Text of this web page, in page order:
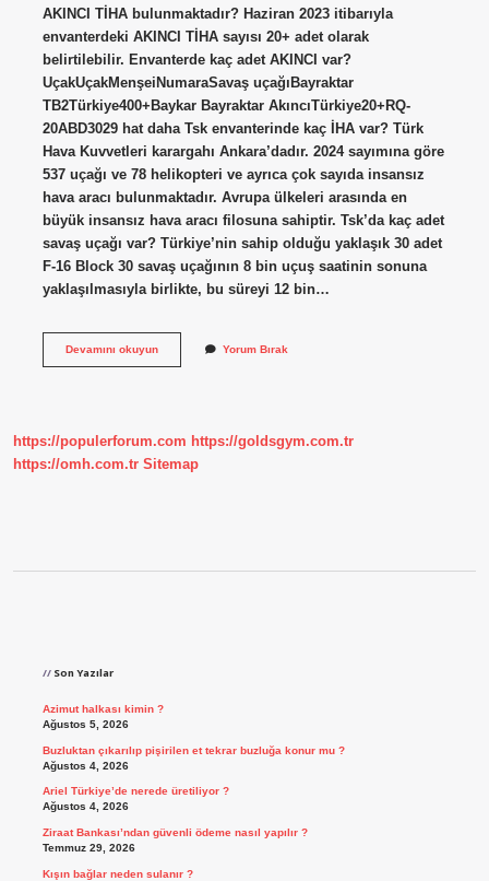
AKINCI TİHA bulunmaktadır? Haziran 2023 itibarıyla
envanterdeki AKINCI TİHA sayısı 20+ adet olarak
belirtilebilir. Envanterde kaç adet AKINCI var?
UçakUçakMenşeiNumaraSavaş uçağıBayraktar
TB2Türkiye400+Baykar Bayraktar AkıncıTürkiye20+RQ-
20ABD3029 hat daha Tsk envanterinde kaç İHA var? Türk
Hava Kuvvetleri karargahı Ankara’dadır. 2024 sayımına göre
537 uçağı ve 78 helikopteri ve ayrıca çok sayıda insansız
hava aracı bulunmaktadır. Avrupa ülkeleri arasında en
büyük insansız hava aracı filosuna sahiptir. Tsk’da kaç adet
savaş uçağı var? Türkiye’nin sahip olduğu yaklaşık 30 adet
F-16 Block 30 savaş uçağının 8 bin uçuş saatinin sonuna
yaklaşılmasıyla birlikte, bu süreyi 12 bin…
Devamını okuyunTsk
Yorum Bırak
https://populerforum.com https://goldsgym.com.tr
https://omh.com.tr Sitemap
Son Yazılar
Azimut halkası kimin ?
Ağustos 5, 2026
Buzluktan çıkarılıp pişirilen et tekrar buzluğa konur mu ?
Ağustos 4, 2026
Ariel Türkiye’de nerede üretiliyor ?
Ağustos 4, 2026
Ziraat Bankası’ndan güvenli ödeme nasıl yapılır ?
Temmuz 29, 2026
Kışın bağlar neden sulanır ?